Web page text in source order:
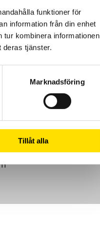
funktioner för
information från din enhet
kombinera informationen
deras tjänster.
Marknadsföring
Tillåt alla
Om Oss